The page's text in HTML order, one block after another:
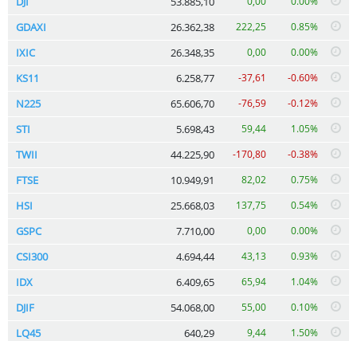
GDAXI 26.362,38 222,25 0.85%
IXIC 26.348,35 0,00 0.00%
KS11 6.258,77 -37,61 -0.60%
N225 65.606,70 -76,59 -0.12%
STI 5.698,43 59,44 1.05%
TWII 44.225,90 -170,80 -0.38%
FTSE 10.949,91 82,02 0.75%
HSI 25.668,03 137,75 0.54%
GSPC 7.710,00 0,00 0.00%
CSI300 4.694,44 43,13 0.93%
IDX 6.409,65 65,94 1.04%
DJIF 54.068,00 55,00 0.10%
LQ45 640,29 9,44 1.50%